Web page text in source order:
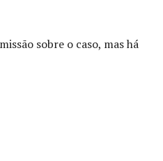
sobre o caso, mas há